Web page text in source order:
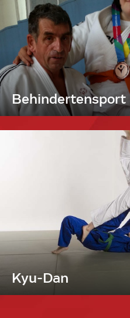
Behindertensport
Kyu-Dan